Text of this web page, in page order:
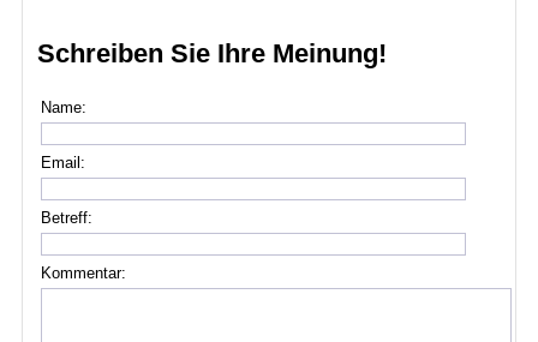
Schreiben Sie Ihre Meinung!
Name:
Email:
Betreff:
Kommentar: